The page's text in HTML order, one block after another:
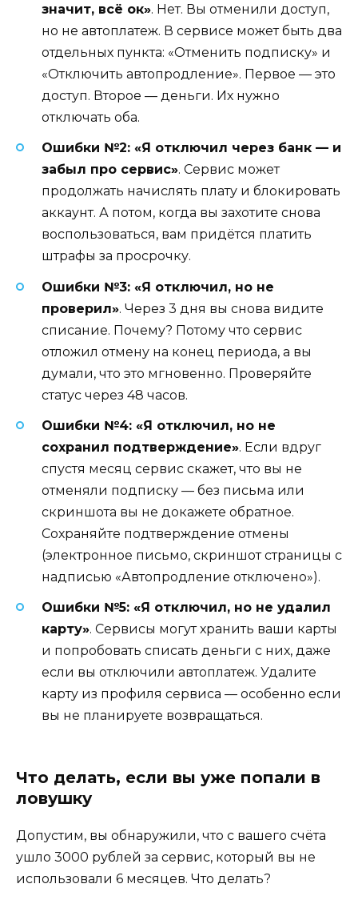
значит, всё ок». Нет. Вы отменили доступ,
но не автоплатеж. В сервисе может быть два
отдельных пункта: «Отменить подписку» и
«Отключить автопродление». Первое — это
доступ. Второе — деньги. Их нужно
отключать оба.
Ошибки №2: «Я отключил через банк — и
забыл про сервис». Сервис может
продолжать начислять плату и блокировать
аккаунт. А потом, когда вы захотите снова
воспользоваться, вам придётся платить
штрафы за просрочку.
Ошибки №3: «Я отключил, но не
проверил». Через 3 дня вы снова видите
списание. Почему? Потому что сервис
отложил отмену на конец периода, а вы
думали, что это мгновенно. Проверяйте
статус через 48 часов.
Ошибки №4: «Я отключил, но не
сохранил подтверждение». Если вдруг
спустя месяц сервис скажет, что вы не
отменяли подписку — без письма или
скриншота вы не докажете обратное.
Сохраняйте подтверждение отмены
(электронное письмо, скриншот страницы с
надписью «Автопродление отключено»).
Ошибки №5: «Я отключил, но не удалил
карту». Сервисы могут хранить ваши карты
и попробовать списать деньги с них, даже
если вы отключили автоплатеж. Удалите
карту из профиля сервиса — особенно если
вы не планируете возвращаться.
Что делать, если вы уже попали в
ловушку
Допустим, вы обнаружили, что с вашего счёта
ушло 3000 рублей за сервис, который вы не
использовали 6 месяцев. Что делать?